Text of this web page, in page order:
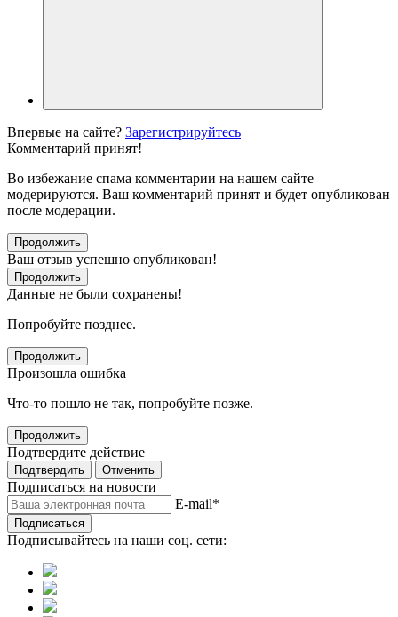
Впервые на сайте? Зарегистрируйтесь
Комментарий принят!
Во избежание спама комментарии на нашем сайте
модерируются. Ваш комментарий принят и будет опубликован
после модерации.
Продолжить
Ваш отзыв успешно опубликован!
Продолжить
Данные не были сохранены!
Попробуйте позднее.
Продолжить
Произошла ошибка
Что-то пошло не так, попробуйте позже.
Продолжить
Подтвердите действие
Подтвердить Отменить
Подписаться на новости
E-mail*
Подписаться
Подписывайтесь на наши соц. сети: